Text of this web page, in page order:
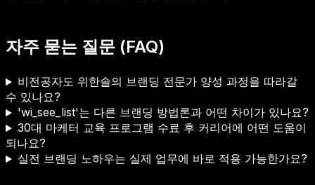
자주 묻는 질문 (FAQ)
비전공자도 위한솔의 브랜딩 전문가 양성 과정을 따라갈
수 있나요?
'wi_see_list'는 다른 브랜딩 방법론과 어떤 차이가 있나요?
30대 마케터 교육 프로그램 수료 후 커리어에 어떤 도움이
되나요?
실전 브랜딩 노하우는 실제 업무에 바로 적용 가능한가요?